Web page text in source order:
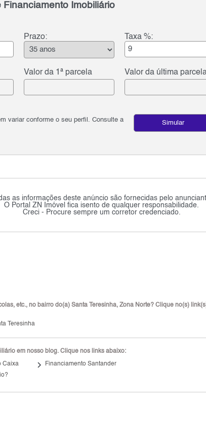
Financiamento Imobiliário
Prazo: Taxa %:
Valor da 1ª parcela Valor da última
variar conforme o seu perfil. Consulte a
Simular
as informações deste anúncio são fornecidas pelo
O Portal ZN Imóvel fica isento de qualquer responsabilidade.
Creci - Procure sempre um corretor credenciado.
etc., no bairro do(a) Santa Teresinha, Zona Norte? Clique no(s)
Teresinha
em nosso blog. Clique nos links abaixo:
Caixa keyboard_arrow_right Financiamento Santander